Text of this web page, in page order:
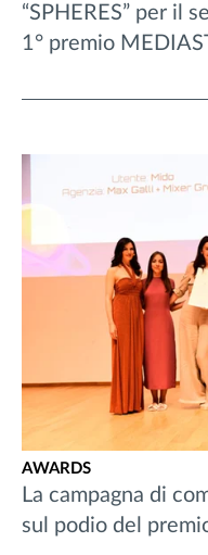
“SPHERES” per il
1° premio
AWARDS
La campagna di
sul podio del